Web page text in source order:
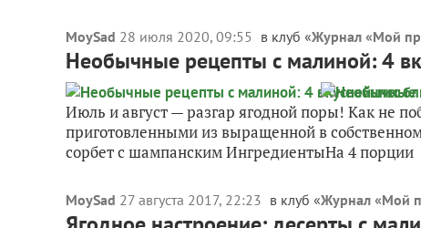
MoySad 28 июля 2020, 09:55 в клуб «Журнал «Мой
Необычные рецепты с малиной: 4
Июль и август — разгар ягодной поры! Как не
приготовленными из выращенной в
сорбет с шампанским ИнгредиентыНа 4 порции
MoySad 27 августа 2017, 22:23 в клуб «Журнал «Мой